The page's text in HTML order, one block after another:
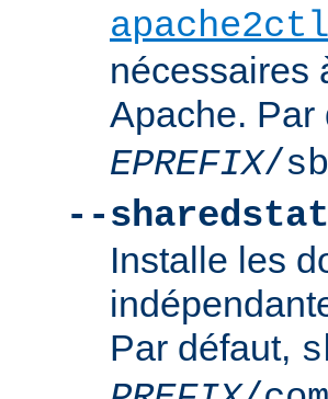
apache2ctl
nécessaires
Apache. Par
EPREFIX/
--
Installe les
Par défaut,